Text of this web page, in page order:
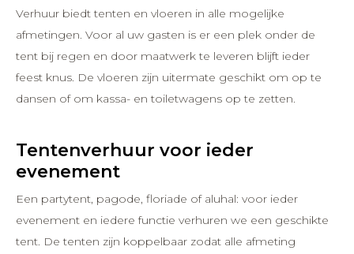
Verhuur biedt tenten en vloeren in alle mogelijke
afmetingen. Voor al uw gasten is er een plek onder de
tent bij regen en door maatwerk te leveren blijft ieder
feest knus. De vloeren zijn uitermate geschikt om op te
dansen of om kassa- en toiletwagens op te zetten.
Tentenverhuur voor ieder
evenement
Een partytent, pagode, floriade of aluhal: voor ieder
evenement en iedere functie verhuren we een geschikte
tent. De tenten zijn koppelbaar zodat alle afmeting